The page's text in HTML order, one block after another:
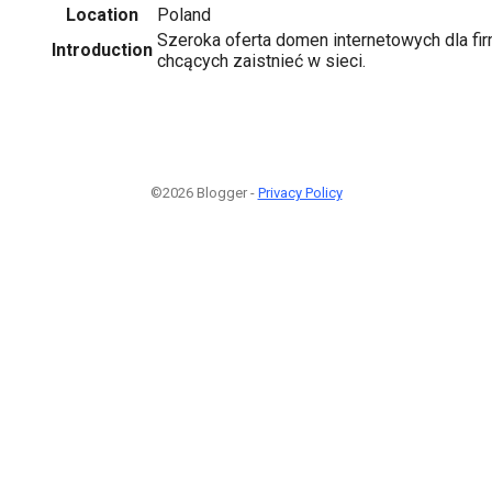
Location
Poland
Introduction Szeroka oferta domen internetowych dla
chcących zaistnieć w sieci.
©2026 Blogger - Privacy Policy